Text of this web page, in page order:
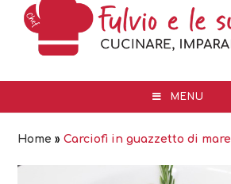
MENU
Home »Carciofi in guazzetto di mare